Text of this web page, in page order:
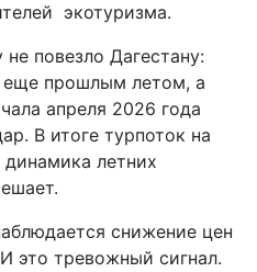
экотуризма.
повезло Дагестану:
еще прошлым летом, а
апреля 2026 года
В итоге турпоток на
летних
снижение цен
это тревожный сигнал.